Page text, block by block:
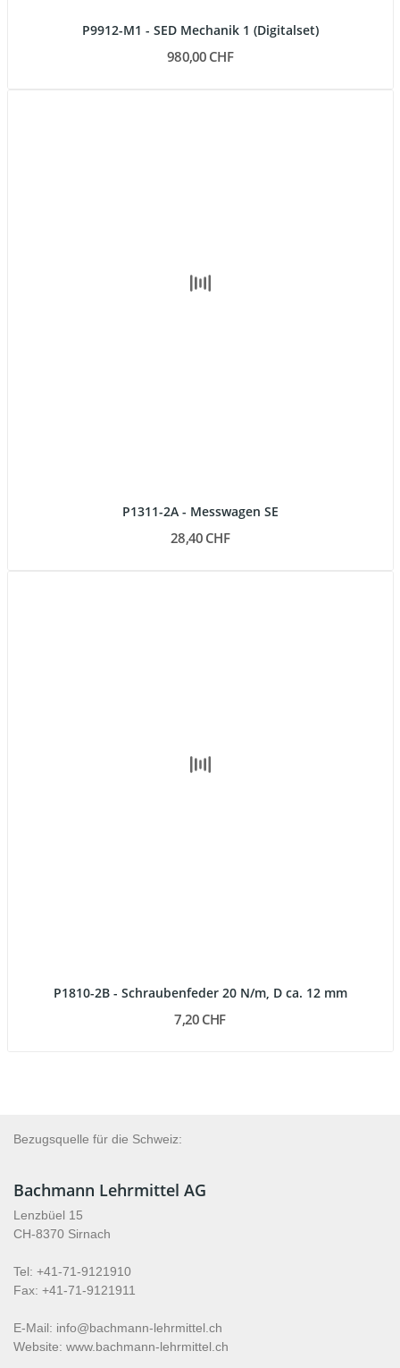
P9912-M1 - SED Mechanik 1 (Digitalset)
980,00 CHF
P1311-2A - Messwagen SE
28,40 CHF
P1810-2B - Schraubenfeder 20 N/m, D ca. 12 mm
7,20 CHF
Bezugsquelle für die Schweiz:
Bachmann Lehrmittel AG
Lenzbüel 15
CH-8370 Sirnach
Tel: +41-71-9121910
Fax: +41-71-9121911
E-Mail: info@bachmann-lehrmittel.ch
Website: www.bachmann-lehrmittel.ch